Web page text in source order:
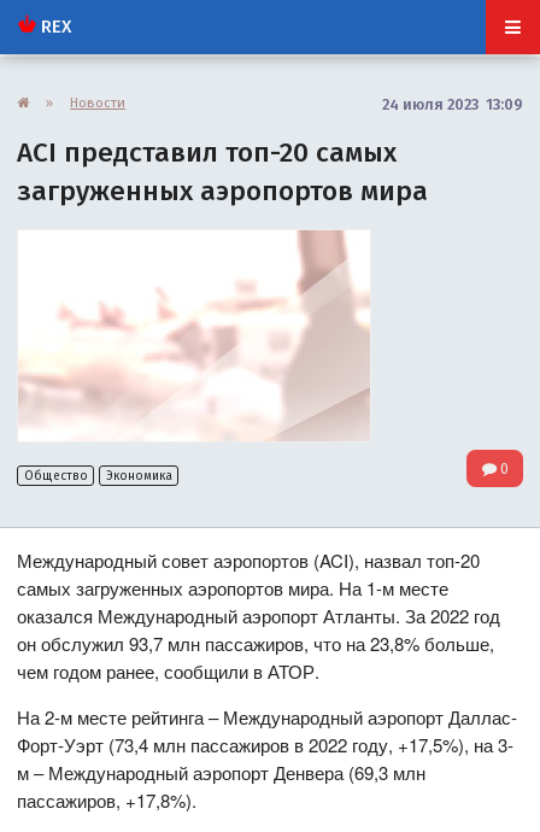
REX
» Новости 24 июля 2023 13:09
ACI представил топ-20 самых
загруженных аэропортов мира
Общество Экономика 0
Международный совет аэропортов (ACI), назвал топ-20
самых загруженных аэропортов мира. На 1-м месте
оказался Международный аэропорт Атланты. За 2022 год
он обслужил 93,7 млн пассажиров, что на 23,8% больше,
чем годом ранее, сообщили в АТОР.
На 2-м месте рейтинга – Международный аэропорт Даллас-
Форт-Уэрт (73,4 млн пассажиров в 2022 году, +17,5%), на 3-
м – Международный аэропорт Денвера (69,3 млн
пассажиров, +17,8%).